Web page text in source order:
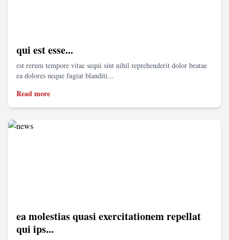
qui est esse...
est rerum tempore vitae sequi sint nihil reprehenderit dolor beatae
ea dolores neque fugiat blanditi...
Read more
ea molestias quasi exercitationem repellat
qui ips...